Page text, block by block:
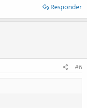
Responder
#6